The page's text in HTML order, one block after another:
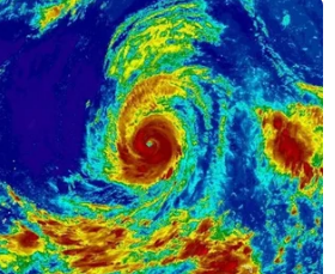
kiến sẽ bắt đầu tăng lãi suất
dấu lần tăng đầu tiên kể từ